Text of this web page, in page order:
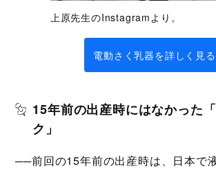
上原先生のInstagramより。
電動さく乳器を詳しく見る
15年前の出産時にはなかった
ク」
──前回の15年前の出産時は、日本で